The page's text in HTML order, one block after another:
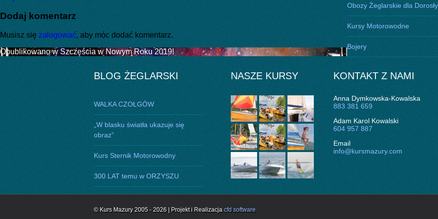
Dodaj komentarz
Musisz się zalogować, aby móc dodać komentarz.
Nawigacja
Opublikowano wSzczęścia w Nowym Roku 2019!
Obozy Żeglarskie dla
Kursy Motorowodne
Bojery
BLOG ŻEGLARSKI
WALKA CZOŁGÓW
„W blasku światła ukazuje się
obraz”
Kurs Sternik Motorowodny
300 LAT temu w ORZYSZU
NASZE KURSY KONTAKT Z NAMI
Anna Dymkowska-Kowalska
883 381 659
Adam Karol Kowalski
604 957 887
Email
info@kursmazury.com
© Kurs Mazury 2005 - 2026 | Projekt i Realizacja cfd software